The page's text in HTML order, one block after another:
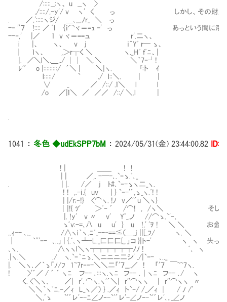
/:::::__:ヽ、 u __ヽ >
,/::::/,‐y'/ v ヽ' く っ しかし、その財産を一条
. ／,':::::ヽジ/ ＿､__,ﾉr_ ＼ っ
-‐ ''７ !:::: ／ ﾞl ｛ｉ⌒ヾ＝=ｭ ｰ' っ あっという間に溶かし
--‐,' |／ ｌ v ヾ＝==ュ r'.二ヽ、
i |、 ヽ、 v j ｉ＾Yﾞ r─ ゝ、
│ ｌヽ、 ,＞r┬く ＼ ヽ._Ｈﾞ ｆﾞﾆ、|
|. ／＼l＼.＿,./ ││ ＼.＼ ＼｀7ｰ┘!
ﾚ'′ o |:::::::::/ ´＼ | ＼|ヽ. ｢:ト ｲ
l:::::/ ` ./ l::＼. | |
∨ _ ／ /::/ .ｌ＼ l l
/o ／|ｌ＼ ／ ／／ /::/ ＼.l |
1041 ： 冬色 ◆udEkSPP7bM ： 2024/05/31(金) 23:44:00.82
! | ＿＿ ! !
| | ／,. -─-､.`ｰゝ.ﾞ､_
. | |. /／ j ﾄ#､`ｰ-ゝヽ二_ヽ.
! ! ,.-ｉ.{ uv | } `ｰ-'´,ゝ_ヽ.ﾞ! !
| |/r;‐!} <⌒ヽ. !ﾉ v／'´u ＼ヽ}
│|!{ ﾂ' ＞ﾟ‐ ´ /⌒! , /ヽ＼ そして稼いだお金を
|. !y' v 〃 v' Yﾟ_,ノ //⌒ゝ.`'‐､
ゝﾞv:-=､八 u u' } u !,' 'ｦ ! ＼ ＼ お金を失うという
,.ｨｰ- ､._ /∧ヽi｀ヽ.ﾆﾞ_ｰ-‐==≦（＿_j ||[_ﾌ/ ヽ. ＼
│ `'''ｰ- ､..｣ | {.ﾞ､ヽ┴-L._匚匚匚[_.」コ }|ト-' ヽ ヽ 失ってしま
､ヽ. ∧ヽヽl＼ヽ┬┬┬┬┬┬ﾉﾉ ! ﾞ､ ヽ
.|ヽ.＼ ./ ヽ.`ｰ｀ﾆゝ.＼ニニニ二シ' ./|`ｰ- ､.._
|. ＼ヽ､／｀ゝ「ﾉ/ﾌ 1~7r‐ｰ-＼＼二「'７__,／ ! 「'７ ￣~~7ヽ.
! >'´／ / ´ ´ ヽﾆ フ-- ､:::ヽ.ヽﾆ フ-- ､ | ヽﾆ フ-- ､/ ヽ
く. <＼ヽ､ ／| r'､⌒ヽ.ヽ'´＼| r''⌒ヽヽ | r''⌒ヽヽ 〃
＼＼｀ヽﾞﾆ.ｰ／ｨ L_ヽ／） } .／ｨ ト`ｰ/ /_／ｨ │ / ﾉ /'
＼,ﾞゝ `'´レ'‐-ﾆ∠ノ‐-`'´レ'-∠ノ‐-`'´レ'､.._∠ノ